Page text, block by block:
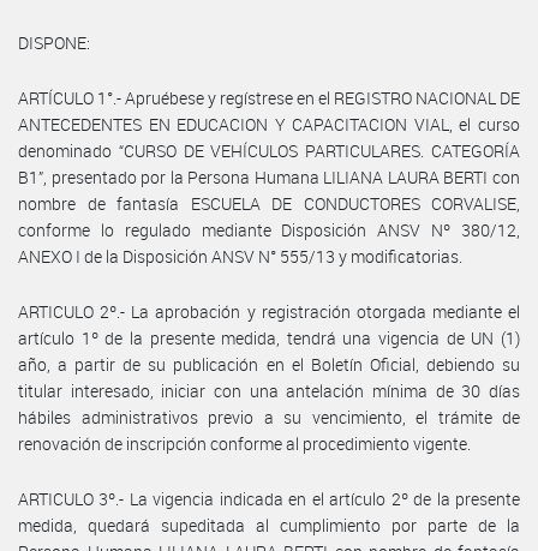
DISPONE:
ARTÍCULO 1°.- Apruébese y regístrese en el REGISTRO NACIONAL DE
ANTECEDENTES EN EDUCACION Y CAPACITACION VIAL, el curso
denominado “CURSO DE VEHÍCULOS PARTICULARES. CATEGORÍA
B1”, presentado por la Persona Humana LILIANA LAURA BERTI con
nombre de fantasía ESCUELA DE CONDUCTORES CORVALISE,
conforme lo regulado mediante Disposición ANSV Nº 380/12,
ANEXO I de la Disposición ANSV N° 555/13 y modificatorias.
ARTICULO 2º.- La aprobación y registración otorgada mediante el
artículo 1º de la presente medida, tendrá una vigencia de UN (1)
año, a partir de su publicación en el Boletín Oficial, debiendo su
titular interesado, iniciar con una antelación mínima de 30 días
hábiles administrativos previo a su vencimiento, el trámite de
renovación de inscripción conforme al procedimiento vigente.
ARTICULO 3º.- La vigencia indicada en el artículo 2º de la presente
medida, quedará supeditada al cumplimiento por parte de la